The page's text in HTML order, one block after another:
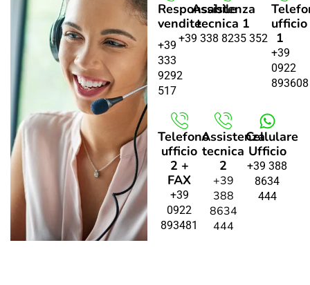
Responsabile
vendite
+39
333
9292
517
Assistenza
tecnica 1
+39 338 8235 352
ufficio
1
+39
0922
893608
Telefono
ufficio
2 +
FAX
+39
0922
893481
Assistenza
tecnica
2
+39
388
8634
444
Cellulare
Ufficio
+39 388
8634
444